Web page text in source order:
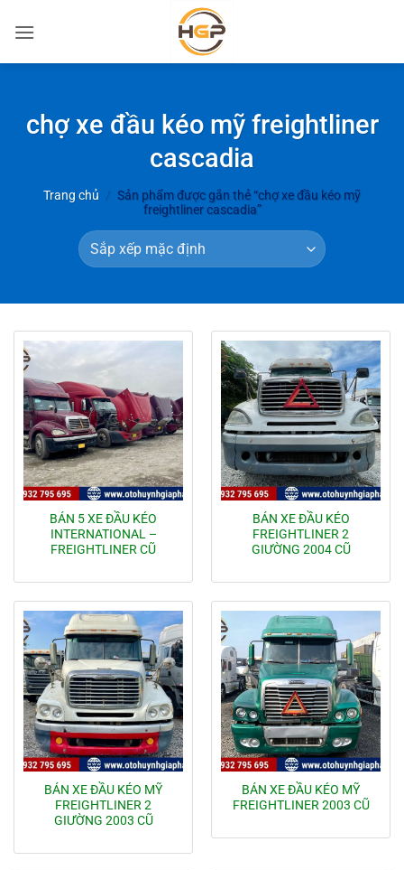
qua
chợ xe đầu kéo mỹ freightliner
cascadia
Trang chủ / Sản phẩm được gắn thẻ “chợ xe đầu kéo mỹ
freightliner cascadia”
BÁN 5 XE ĐẦU KÉO
INTERNATIONAL –
FREIGHTLINER CŨ
BÁN XE ĐẦU KÉO
FREIGHTLINER 2
GIƯỜNG 2004 CŨ
BÁN XE ĐẦU KÉO MỸ
FREIGHTLINER 2
GIƯỜNG 2003 CŨ
BÁN XE ĐẦU KÉO MỸ
FREIGHTLINER 2003 CŨ